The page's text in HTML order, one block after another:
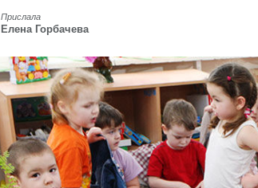
Прислала
Елена Горбачева